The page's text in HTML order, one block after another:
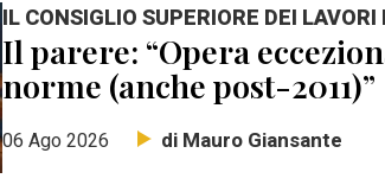
IL CONSIGLIO SUPERIORE DEI
Il parere: “Opera
norme (anche post-2011)”
06 Ago 2026 di Mauro Giansante